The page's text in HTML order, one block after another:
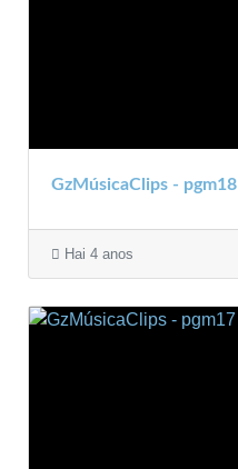
GzMúsicaClips - pgm18
Hai 4 anos